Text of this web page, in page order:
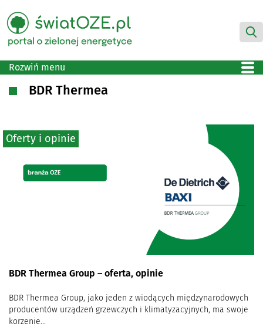
Rozwiń menu
BDR Thermea
BDR Thermea Group – oferta, opinie
BDR Thermea Group, jako jeden z wiodących międzynarodowych
producentów urządzeń grzewczych i klimatyzacyjnych, ma swoje
korzenie...
Oferty i opinie